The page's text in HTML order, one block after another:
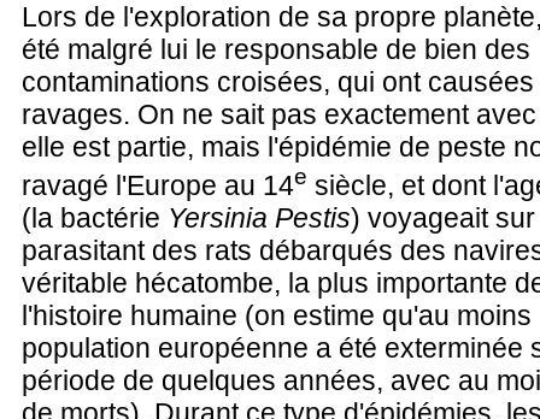
Lors de l'exploration de sa propre
été malgré lui le responsable de bien des
contaminations croisées, qui ont
ravages. On ne sait pas exactement
elle est partie, mais l'épidémie de peste
ravagé l'Europe au 14e siècle, et dont
(la bactérie Yersinia Pestis) voyageait
parasitant des rats débarqués des
véritable hécatombe, la plus importante
l'histoire humaine (on estime qu'au moins
population européenne a été exterminée
période de quelques années, avec au